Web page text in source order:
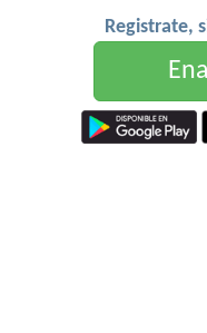
Registrate,